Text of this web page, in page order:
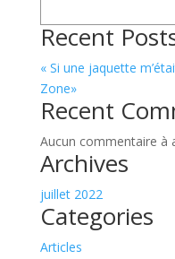
Recent
« Si une jaquette
Zone»
Recent
Aucun commentaire à
Archives
juillet 2022
Categories
Articles